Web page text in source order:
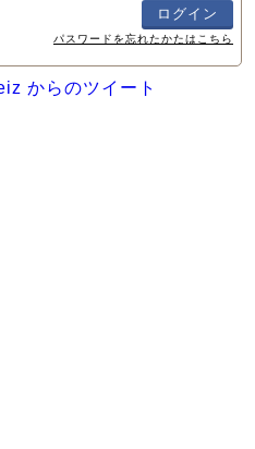
パスワードを忘れたかたはこちら
からのツイート